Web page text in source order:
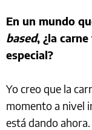
En un mundo
based, ¿la
especial?
Yo creo que la
momento a nivel
está dando